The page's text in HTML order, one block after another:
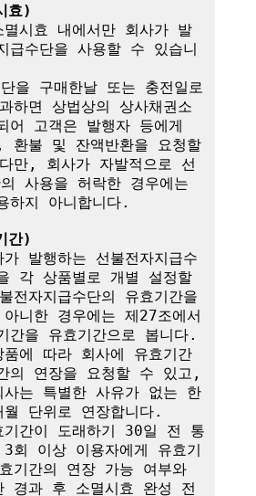
효)
시효 내에서만 회사가 발
급수단을 사용할 수 있습니
단을 구매한날 또는 충전일로
하면 상법상의 상사채권소
어 고객은 발행자 등에게
환불 및 잔액반환을 요청할
만, 회사가 자발적으로 선
의 사용을 허락한 경우에는
하지 아니합니다.
간)
발행하는 선불전자지급수
각 상품별로 개별 설정할
전자지급수단의 유효기간을
니한 경우에는 제27조에서
간을 유효기간으로 봅니다.
에 따라 회사에 유효기간
의 연장을 요청할 수 있고,
사는 특별한 사유가 없는 한
월 단위로 연장합니다.
간이 도래하기 30일 전 통
회 이상 이용자에게 유효기
기간의 연장 가능 여부와
경과 후 소멸시효 완성 전